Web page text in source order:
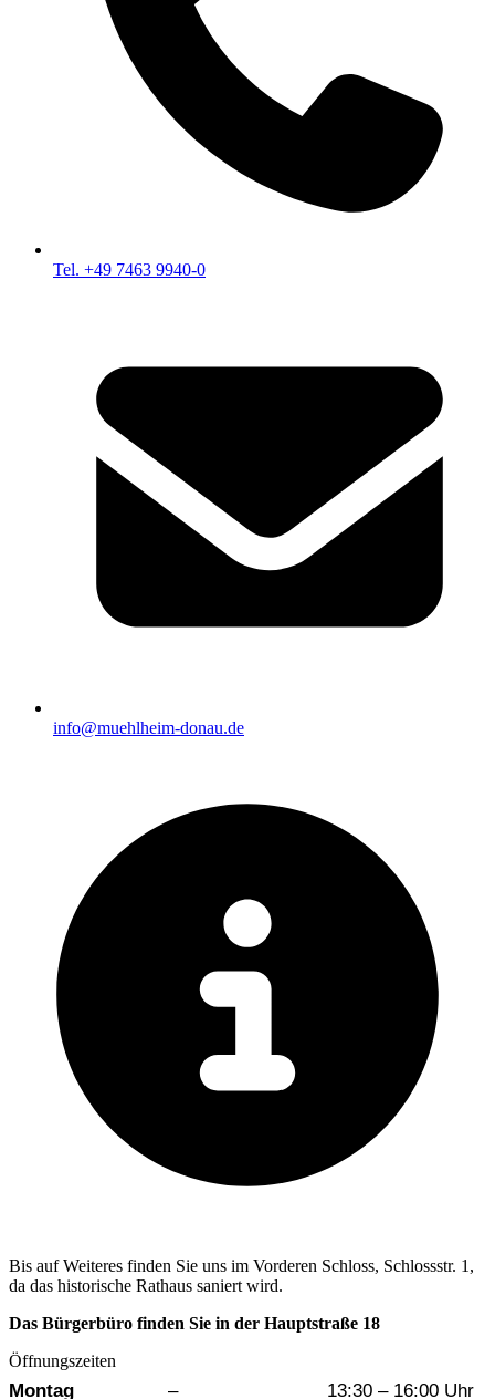
Tel. +49 7463 9940-0
info@muehlheim-donau.de
Bis auf Weiteres finden Sie uns im Vorderen Schloss, Schlossstr. 1,
da das historische Rathaus saniert wird.
Das Bürgerbüro finden Sie in der Hauptstraße 18
Öffnungszeiten
Wochentag
Montag – 13:30 – 16:00 Uhr